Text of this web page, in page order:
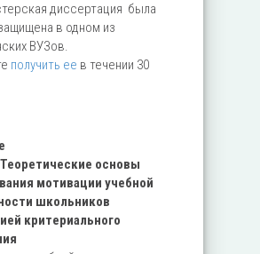
диссертация была
в одном из
ВУЗов.
получить ее в течении 30
основы
мотивации учебной
школьников
критериального